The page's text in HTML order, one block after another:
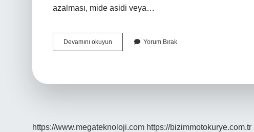
azalması, mide asidi veya…
Devamını okuyun
Olma
Yorum Bırak
https://www.megateknoloji.com https://bizimmotokurye.com.tr